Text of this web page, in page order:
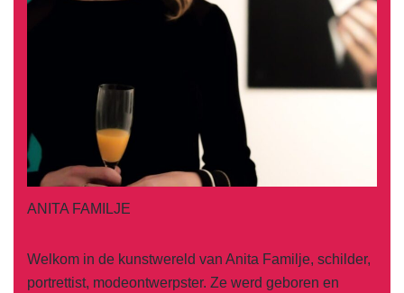
ANITA FAMILJE
Welkom in de kunstwereld van Anita Familje, schilder,
portrettist, modeontwerpster. Ze werd geboren en